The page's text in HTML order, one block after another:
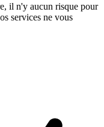
il n'y aucun risque pour
services ne vous